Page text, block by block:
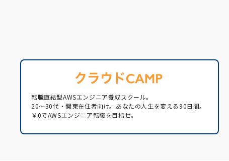
転職直結型AWSエンジニア養成スクール。
20〜30代・関東在住者向け。あなたの人生を変える90日間。
￥0でAWSエンジニア転職を目指せ。